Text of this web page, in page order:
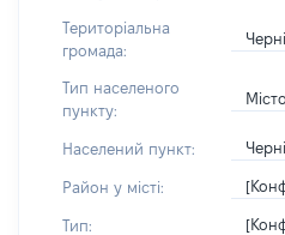
Територіальна
громада:
Тип населеного
пункту:
Місто
Населений пункт:
Район у місті:
Тип: